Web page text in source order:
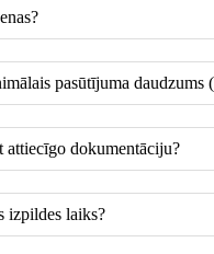
pasūtījuma daudzums
attiecīgo dokumentāciju?
izpildes laiks?